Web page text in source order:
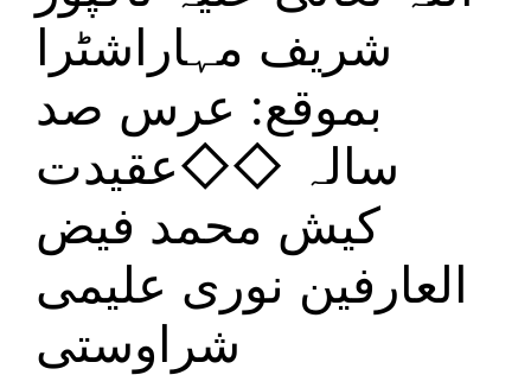
شریف مہاراشٹرا
بموقع: عرس صد
سالہ ◇◇عقیدت
کیش محمد فیض
العارفین نوری علیمی
شراوستی